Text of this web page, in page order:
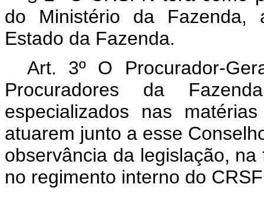
do Ministério da Fazenda,
Estado da Fazenda.
Art. 3º O Procurador-
Procuradores da
especializados nas
atuarem junto a esse
observância da legislação,
no regimento interno do